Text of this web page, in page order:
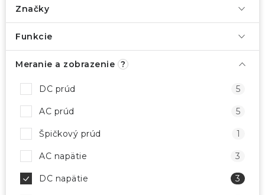
Značky
Funkcie
Meranie a zobrazenie ?
DC prúd 5
AC prúd 5
Špičkový prúd 1
AC napätie 3
DC napätie 3